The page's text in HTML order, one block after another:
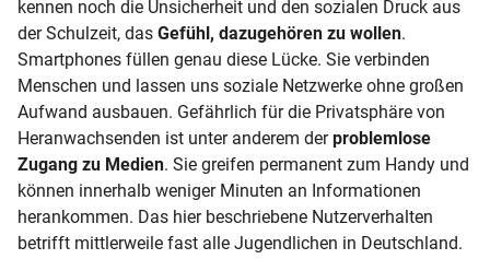
kennen noch die Unsicherheit und den sozialen Druck aus
der Schulzeit, das Gefühl, dazugehören zu wollen.
Smartphones füllen genau diese Lücke. Sie verbinden
Menschen und lassen uns soziale Netzwerke ohne großen
Aufwand ausbauen. Gefährlich für die Privatsphäre von
Heranwachsenden ist unter anderem derproblemlose
Zugang zu Medien. Sie greifen permanent zum Handy und
können innerhalb weniger Minuten an Informationen
herankommen. Das hier beschriebene Nutzerverhalten
betrifft mittlerweile fast alle Jugendlichen in Deutschland.